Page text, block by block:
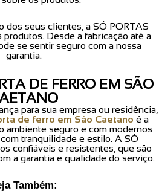
dos seus clientes, a SÓ PORTAS
Desde a fabricação até a
se sentir seguro com a nossa
garantia.
DE FERRO EM SÃO
para sua empresa ou residência,
de ferro em São Caetano é a
ambiente seguro e com modernos
tranquilidade e estilo. A SÓ
confiáveis e resistentes, que são
a garantia e qualidade do serviço.
Também: